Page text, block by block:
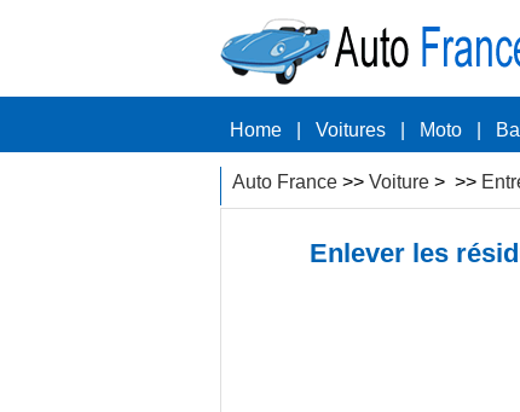
Home Voitures Moto
Auto France >> Voiture > >>
Enlever les